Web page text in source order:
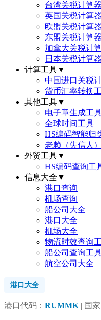
台湾关税计算器
英国关税计算器
欧盟关税计算器
东盟关税计算器
加拿大关税计
日本关税计算器
计算工具▼
中国进口关税
货币汇率转换
其他工具▼
电子章生成工
全球时间工具
HS编码智能归
老赖（失信人
外贸工具▼
HS编码查询工
信息大全 ▼
港口查询
机场查询
船公司大全
港口大全
机场大全
物流时效查询
船公司查询工
航空公司大全
港口大全
港口代码： RUMMK | 国家